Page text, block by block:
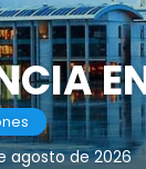
agosto de 2026